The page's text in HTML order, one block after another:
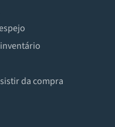
da compra